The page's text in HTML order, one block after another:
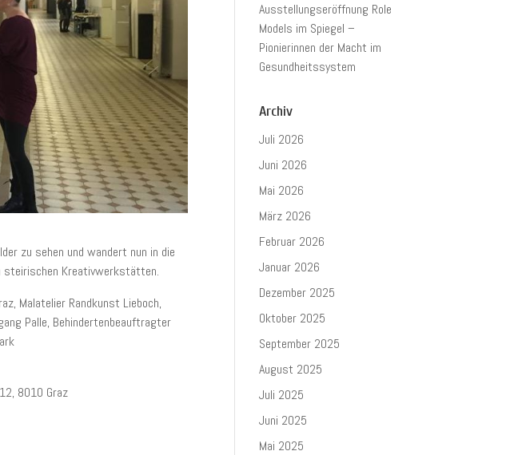
zu sehen und wandert nun in die
steirischen Kreativwerkstätten.
Malatelier Randkunst Lieboch,
Palle, Behindertenbeauftragter
8010 Graz
Ausstellungseröffnung Role
Models im Spiegel –
Pionierinnen der Macht im
Gesundheitssystem
Archiv
Juli 2026
Juni 2026
Mai 2026
März 2026
Februar 2026
Januar 2026
Dezember 2025
Oktober 2025
September 2025
August 2025
Juli 2025
Juni 2025
Mai 2025